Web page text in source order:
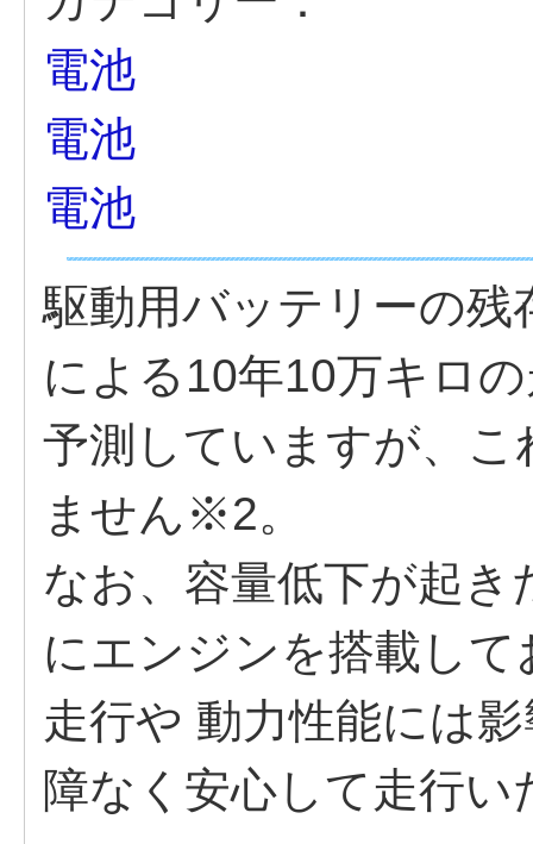
電池
電池
電池
駆動用バッテリーの
による10年10万キロ
予測していますが、
ません※2。
なお、容量低下が起
にエンジンを搭載し
走行や 動力性能には
障なく安心して走行い